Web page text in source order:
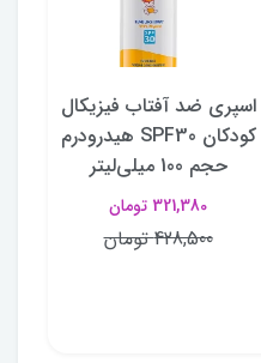
اسپری ضد آفتاب فیزیکال
کودکان SPF30 هیدرودرم
حجم 100 میلی‌لیتر
321,380 تومان
428,500 تومان